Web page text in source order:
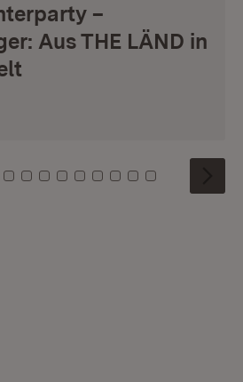
–
Aus THE LÄND in
0 1 2
Kachel: 3
Zu Kachel: 4
Zu Kachel: 5
Zu Kachel: 6
Zu Kachel: 7
Zu Kachel: 8
Zu Kachel: 9
Zu Kachel: 10
Zu Kachel: 11
Zu Kachel: